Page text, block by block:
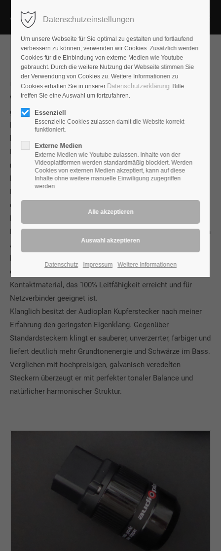
Kaltgerätestecker AP-F20Cu
Will man bessere Netzsteckverbinder bauen, ist das
grundsätzliche Problem die geringe Leitfähigkeit des
Basismaterials. Das meist eingesetzte Messing erreicht
Bronze-Kontakten erreicht man nur 50% der mit Kupfer
möglichen Leitfähigkeit. Daran ändern auch edle
Beschichtungen aus Gold, Silber oder Rhodium wenig.
Der richtige Weg, die Leitfähigkeit deutlich zu erhöhen, ist
daher, die Kontakte selbst aus Kupfer herzustellen.
Da Kupfer in seiner natürlichen Form aber zu weich für
Netzverbinder ist, verwenden wir in unseren Steckern das von
ATL einem speziellen Bearbeitungsprozess unterzogene
Kupfer. Dadurch wird die nötige Härte und Abriebfestigkeit
erreicht. Meines Wissens ist dies weltweit das einzige
Kontaktmaterial, das 100% Leitfähigkeit erreicht und für
Netzverbinder geeignet ist.
Klanglich besitzt der Audioplan Kupferstecker nach meiner
Erfahrung den geringsten Eigenklang. Gegenüber
Standardsteckern klingt er sauberer, unverzerrter, farbiger und
liefert deutlich mehr Grundtonenergie und Schwärze im Bass.
Verglichen mit hochpreisigen, galvanisch veredelten
Steckern überzeugt er mit perfekter tonaler Balance und
natürlicher harmonischer Struktur.
Datenschutzeinstellungen
Um unsere Webseite für Sie optimal zu gestalten und fortlaufend
verbessern zu können, verwenden wir Cookies. Zusätzlich werden
Cookies für die Einbindung von externe Medien wie Youtube
gebraucht. Durch die weitere Nutzung der Webseite stimmen Sie
der Verwendung von Cookies zu. Weitere Informationen zu
Cookies erhalten Sie in unserer Datenschutzerklärung. Bitte
treffen Sie eine Auswahl um fortzufahren.
Essenziell
Essenzielle Cookies zulassen damit die Website korrekt
funktioniert.
Externe Medien
Externe Medien wie Youtube zulassen. Inhalte von der
Videoplattformen werden standardmäßig blockiert. Werden
Cookies von externen Medien akzeptiert, kann auf diese
Inhalte ohne weitere manuelle Einwiligung zugegriffen
werden.
Datenschutz Impressum Weitere Informationen